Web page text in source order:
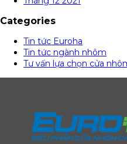
Categories
Tin tức Euroha
Tin tức ngành nhôm
Tư vấn lựa chọn cửa